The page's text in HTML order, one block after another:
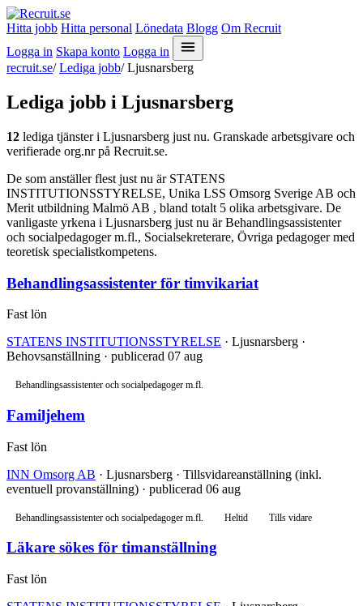
Hitta jobb Hitta personal Lönedata Blogg Om Recruit
Logga in Skapa konto Logga in
recruit.se/ Lediga jobb/ Ljusnarsberg
Lediga jobb i Ljusnarsberg
12 lediga tjänster i Ljusnarsberg just nu. Granskade arbetsgivare och
verifierade org.nr på Recruit.se.
De som anställer flest just nu är STATENS
INSTITUTIONSSTYRELSE, Unika LSS Omsorg Sverige AB och
Merit utbildning Malmö AB , bland totalt 5 olika arbetsgivare. De
vanligaste yrkena i Ljusnarsberg just nu är Behandlingsassistenter
och socialpedagoger m.fl., Socialsekreterare, Övriga pedagoger med
teoretisk specialistkompetens.
Behandlingsassistenter för timvikariat
Fast lön
STATENS INSTITUTIONSSTYRELSE · Ljusnarsberg ·
Behovsanställning · publicerad 07 aug
Behandlingsassistenter och socialpedagoger m.fl.
Familjehem
Fast lön
INN Omsorg AB · Ljusnarsberg · Tillsvidareanställning (inkl.
eventuell provanställning) · publicerad 06 aug
Behandlingsassistenter och socialpedagoger m.fl. Heltid Tills vidare
Läkare sökes för timanställning
Fast lön